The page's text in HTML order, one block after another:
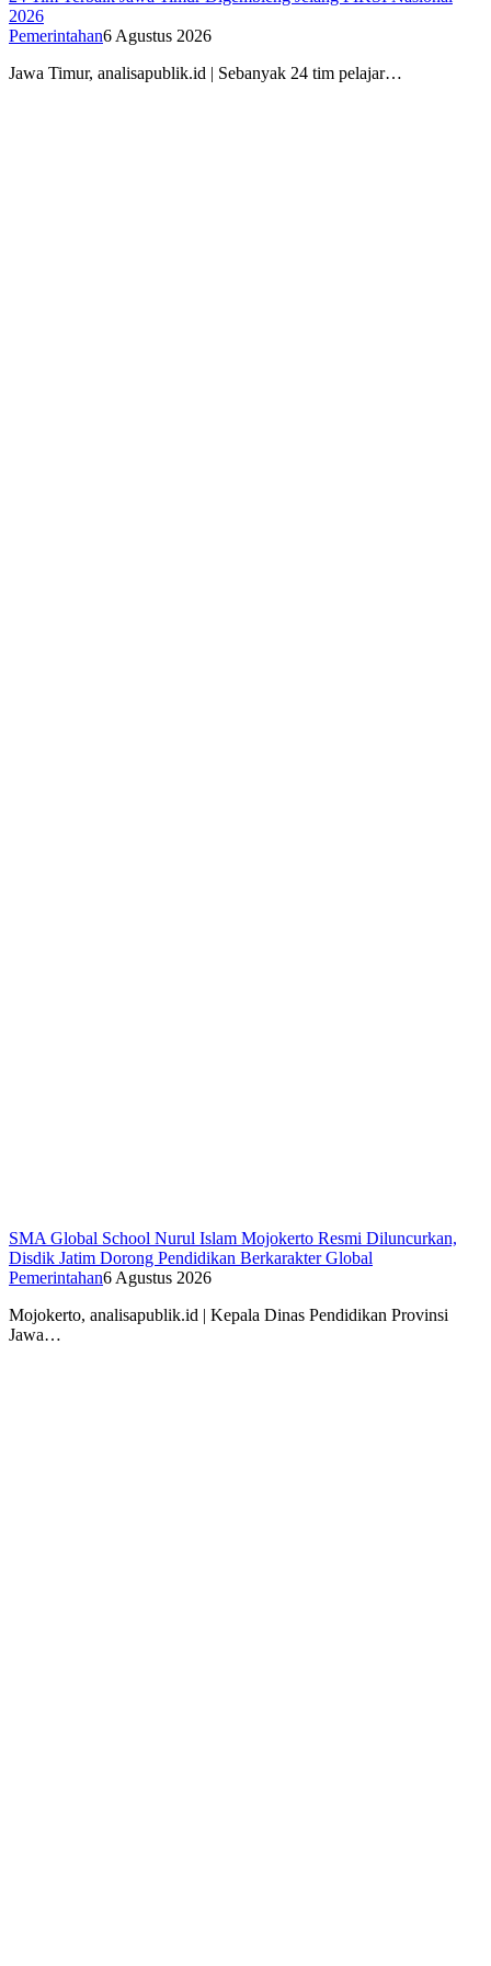
2026
Pemerintahan6 Agustus 2026
Jawa Timur, analisapublik.id | Sebanyak 24 tim pelajar…
SMA Global School Nurul Islam Mojokerto Resmi Diluncurkan,
Disdik Jatim Dorong Pendidikan Berkarakter Global
Pemerintahan6 Agustus 2026
Mojokerto, analisapublik.id | Kepala Dinas Pendidikan Provinsi
Jawa…